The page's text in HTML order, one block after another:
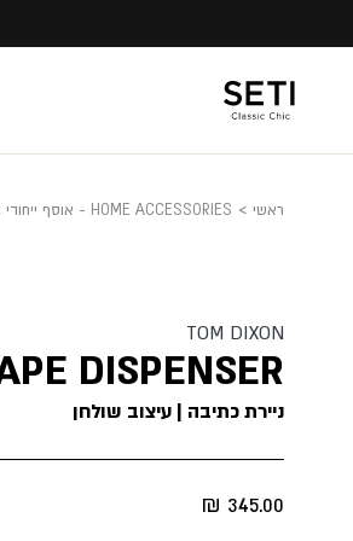
content
ראשי > HOME ACCESSORIES - אוסף ייחודי לעיצוב האוירה
TOM DIXON
DISPENSER
ניירת כתיבה | עיצוב שולחן
345.00
₪